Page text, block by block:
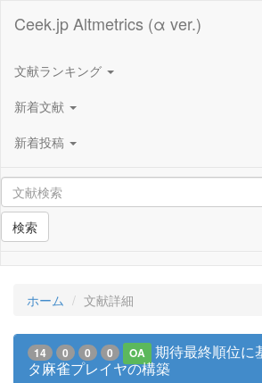
Ceek.jp Altmetrics (α ver.)
文献ランキング
新着文献
新着投稿
検索
ホーム 文献詳細
14 0 0 0 OA
期待最終順位に
タ麻雀プレイヤの構築